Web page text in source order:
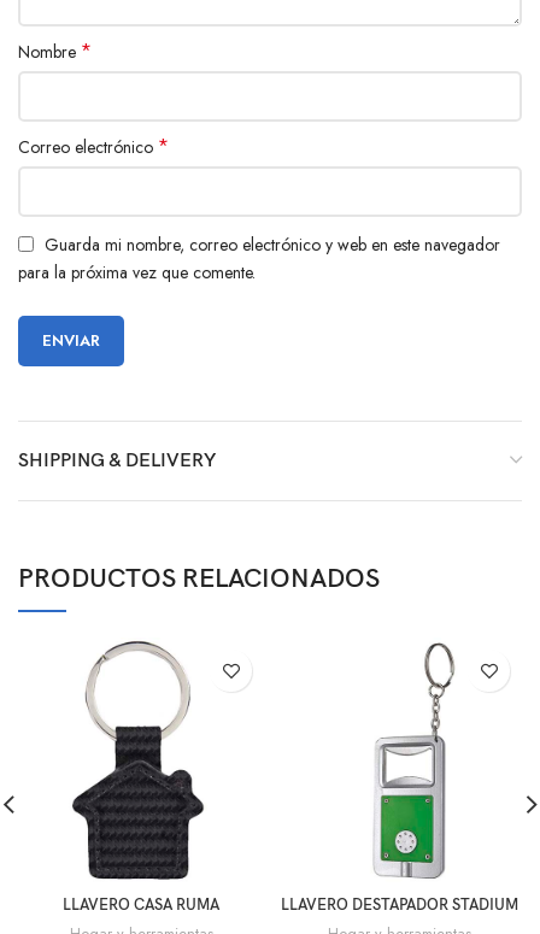
Nombre *
Correo electrónico *
Guarda mi nombre, correo electrónico y web en este navegador
para la próxima vez que comente.
SHIPPING & DELIVERY
PRODUCTOS RELACIONADOS
LLAVERO CASA RUMA LLAVERO DESTAPADOR STADIUM